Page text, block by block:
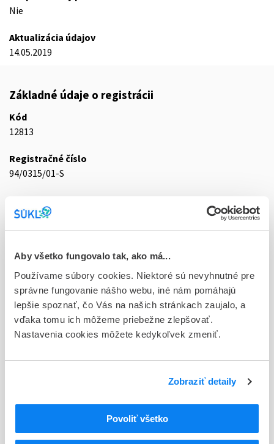
Aby všetko fungovalo tak, ako má...
Používame súbory cookies. Niektoré sú nevyhnutné pre
správne fungovanie nášho webu, iné nám pomáhajú
lepšie spoznať, čo Vás na našich stránkach zaujalo, a
vďaka tomu ich môžeme priebežne zlepšovať.
Nastavenia cookies môžete kedykoľvek zmeniť.
Zobraziť detaily
Povoliť všetko
Nie
Aktualizácia údajov
14.05.2019
Základné údaje o registrácii
Kód
12813
Registračné číslo
94/0315/01-S
ung der 1x50 g (tuba Al)
D - Registrácia bez obmedzenia platnosti
Typ registračnej procedúry
Národná
Držiteľ, krajina
Deutsche Homöopathie-Union, DHU-Arzneimittel GmbH &
Rôzne (vária)